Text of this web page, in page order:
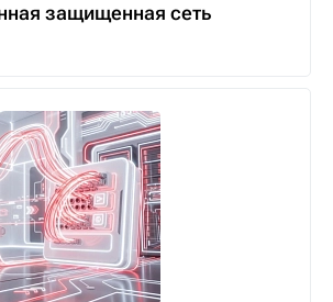
защищенная сеть